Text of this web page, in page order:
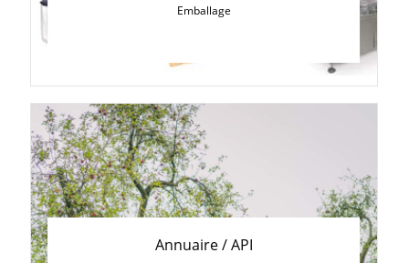
Emballage
Annuaire / API